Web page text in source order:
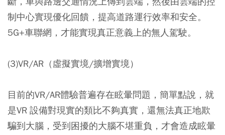
制中心實現優化回饋，提高道路運行效率和安全。
5G+車聯網，才能實現真正意義上的無人駕駛。
(3)VR/AR（虛擬實境/擴增實境）
目前的VR/AR體驗普遍存在眩暈問題，簡單點說，就
是VR 設備對現實的類比不夠真實，還無法真正地欺
騙到大腦，受到困擾的大腦不堪重負，才會造成眩暈